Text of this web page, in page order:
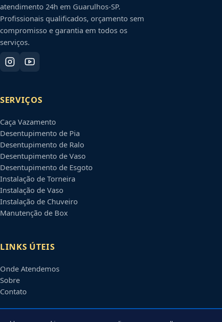
atendimento 24h em Guarulhos-SP.
Profissionais qualificados, orçamento sem
compromisso e garantia em todos os
serviços.
SERVIÇOS
Caça Vazamento
Desentupimento de Pia
Desentupimento de Ralo
Desentupimento de Vaso
Desentupimento de Esgoto
Instalação de Torneira
Instalação de Vaso
Instalação de Chuveiro
Manutenção de Box
LINKS ÚTEIS
Onde Atendemos
Sobre
Contato